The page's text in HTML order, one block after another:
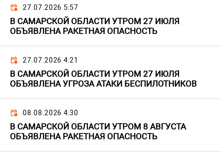
27.07.2026 5:57
В САМАРСКОЙ ОБЛАСТИ УТРОМ 27 ИЮЛЯ
ОБЪЯВЛЕНА РАКЕТНАЯ ОПАСНОСТЬ
27.07.2026 4:21
В САМАРСКОЙ ОБЛАСТИ УТРОМ 27 ИЮЛЯ
ОБЪЯВЛЕНА УГРОЗА АТАКИ БЕСПИЛОТНИКОВ
08.08.2026 4:30
В САМАРСКОЙ ОБЛАСТИ УТРОМ 8 АВГУСТА
ОБЪЯВЛЕНА РАКЕТНАЯ ОПАСНОСТЬ